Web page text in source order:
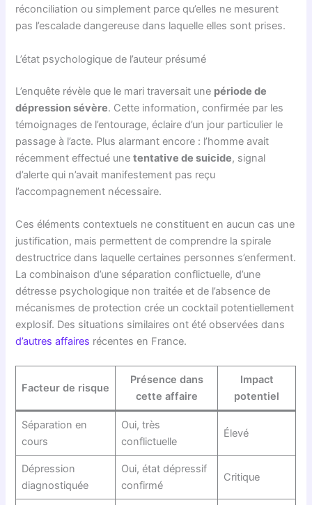
réconciliation ou simplement parce qu’elles ne mesurent
pas l’escalade dangereuse dans laquelle elles sont prises.
L’état psychologique de l’auteur présumé
L’enquête révèle que le mari traversait une période de
dépression sévère. Cette information, confirmée par les
témoignages de l’entourage, éclaire d’un jour particulier le
passage à l’acte. Plus alarmant encore : l’homme avait
récemment effectué unetentative de suicide, signal
d’alerte qui n’avait manifestement pas reçu
l’accompagnement nécessaire.
Ces éléments contextuels ne constituent en aucun cas une
justification, mais permettent de comprendre la spirale
destructrice dans laquelle certaines personnes s’enferment.
La combinaison d’une séparation conflictuelle, d’une
détresse psychologique non traitée et de l’absence de
mécanismes de protection crée un cocktail potentiellement
explosif. Des situations similaires ont été observées dans
d’autres affaires récentes en France.
Facteur de risque
Présence dans
cette affaire
Impact
potentiel
Séparation en
cours
Oui, très
conflictuelle
Élevé
Dépression
diagnostiquée
Oui, état dépressif
confirmé
Critique